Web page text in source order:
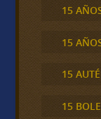
15
15
15
15